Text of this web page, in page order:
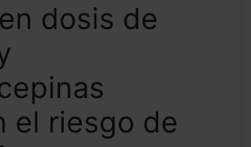
dosis de
el riesgo de